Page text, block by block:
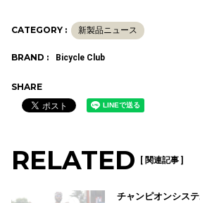
CATEGORY : 新製品ニュース
BRAND : Bicycle Club
SHARE
RELATED [ 関連記事 ]
チャンピオンシス